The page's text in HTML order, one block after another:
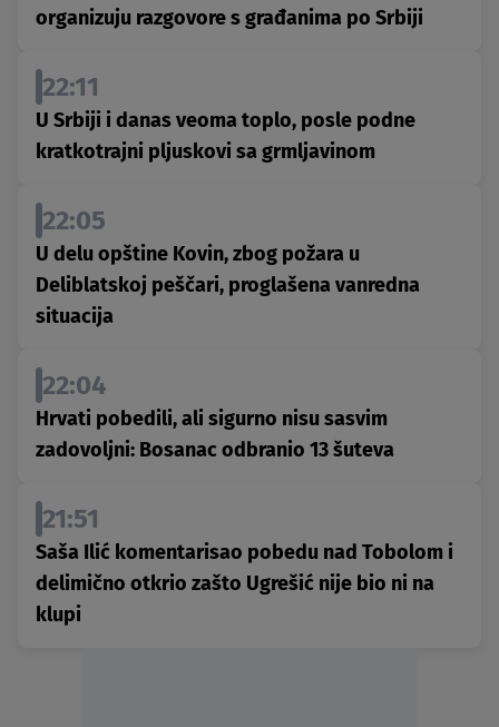
organizuju razgovore s građanima po Srbiji
22:11
U Srbiji i danas veoma toplo, posle podne
kratkotrajni pljuskovi sa grmljavinom
22:05
U delu opštine Kovin, zbog požara u
Deliblatskoj peščari, proglašena vanredna
situacija
22:04
Hrvati pobedili, ali sigurno nisu sasvim
zadovoljni: Bosanac odbranio 13 šuteva
21:51
Saša Ilić komentarisao pobedu nad Tobolom i
delimično otkrio zašto Ugrešić nije bio ni na
klupi